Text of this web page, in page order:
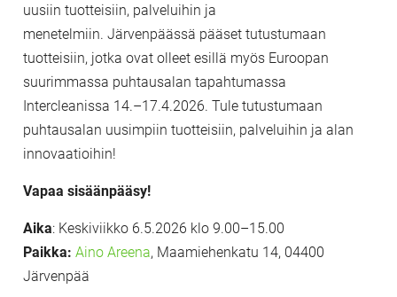
uusiin tuotteisiin, palveluihin ja
menetelmiin. Järvenpäässä pääset tutustumaan
tuotteisiin, jotka ovat olleet esillä myös Euroopan
suurimmassa puhtausalan tapahtumassa
Intercleanissa 14.–17.4.2026. Tule tutustumaan
puhtausalan uusimpiin tuotteisiin, palveluihin ja alan
innovaatioihin!
Vapaa sisäänpääsy!
Aika: Keskiviikko 6.5.2026 klo 9.00–15.00
Paikka: Aino Areena, Maamiehenkatu 14, 04400
Järvenpää